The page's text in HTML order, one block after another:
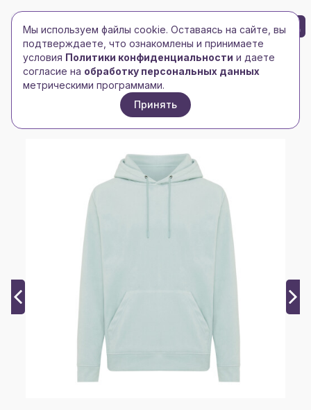
Toggle navigation
Toggle navigation
БРЕНД-ЛОГО 0
Главная/xindao /
Худи Iqoniq Trivor из переработанного полиэстера
AWARE™, унисекс, 240 г/м²
Мы используем файлы cookie. Оставаясь на сайте, вы
подтверждаете, что ознакомлены и принимаете
условия Политики конфиденциальности и даете
согласие на обработку персональных данных
метрическими программами.
Принять